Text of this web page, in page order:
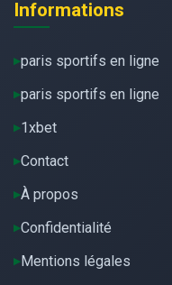
Informations
paris sportifs en ligne
paris sportifs en ligne
1xbet
Contact
À propos
Confidentialité
Mentions légales